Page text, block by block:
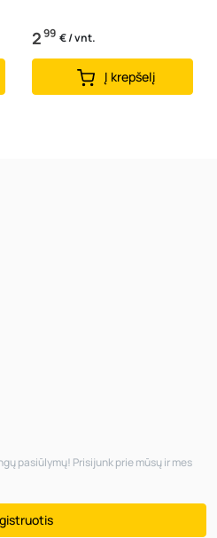
299 € / vnt.
Į krepšelį
pasiūlymų! Prisijunk prie mūsų ir mes